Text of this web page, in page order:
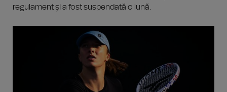
regulament și a fost suspendată o lună.